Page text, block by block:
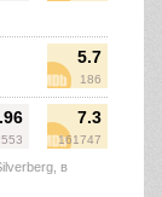
5.7
186
7.3
161747
в